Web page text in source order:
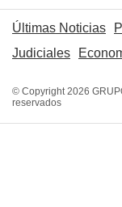
Últimas Noticias
Judiciales
© Copyright 2026
reservados